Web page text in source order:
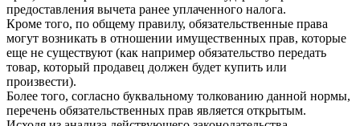
предоставления вычета ранее уплаченного налога.
Кроме того, по общему правилу, обязательственные права
могут возникать в отношении имущественных прав, которые
еще не существуют (как например обязательство передать
товар, который продавец должен будет купить или
произвести).
Более того, согласно буквальному толкованию данной нормы,
перечень обязательственных прав является открытым.